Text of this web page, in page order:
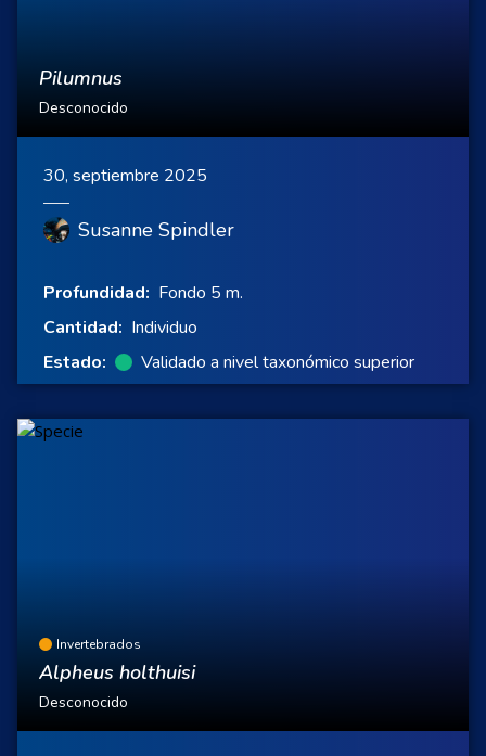
Pilumnus
Desconocido
30, septiembre 2025
Susanne Spindler
Profundidad: Fondo 5 m.
Cantidad: Individuo
Estado:
Validado a nivel taxonómico superior
Invertebrados
Alpheus holthuisi
Desconocido